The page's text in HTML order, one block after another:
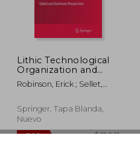
50%
dcto.
Lithic Technological
Organization and
Paleoenvironmental
Change: Global and
Perspectives (en
Inglés)
Robinson, Erick ; Sellet,
Springer, Tapa Blanda,
Nuevo